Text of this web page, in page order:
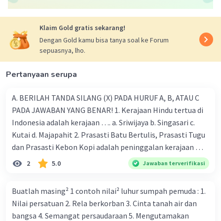
Iklan
Klaim Gold gratis sekarang!
Dengan Gold kamu bisa tanya soal ke Forum
sepuasnya, lho.
Pertanyaan serupa
A. BERILAH TANDA SILANG (X) PADA HURUF A, B, ATAU C
PADA JAWABAN YANG BENAR! 1. Kerajaan Hindu tertua di
Indonesia adalah kerajaan …. a. Sriwijaya b. Singasari c.
Kutai d. Majapahit 2. Prasasti Batu Bertulis, Prasasti Tugu
dan Prasasti Kebon Kopi adalah peninggalan kerajaan ….
a. Majapahit b. Demak c. Tarumanegara d. Gowa-Tallo 3.
Kerajaan Mataram Islam mencapai puncak kejayaan pada
Sultan Ageng Tirtayasa d. Sultan Hasanudin 4. Kerajaan
Islam pertama di Indonesia adalah …. a. Aceh b. Demak c.
2 5.0 Jawaban terverifikasi
Buatlah masing² 1 contoh nilai² luhur sumpah pemuda : 1.
Nilai persatuan 2. Rela berkorban 3. Cinta tanah air dan
bangsa 4. Semangat persaudaraan 5. Mengutamakan